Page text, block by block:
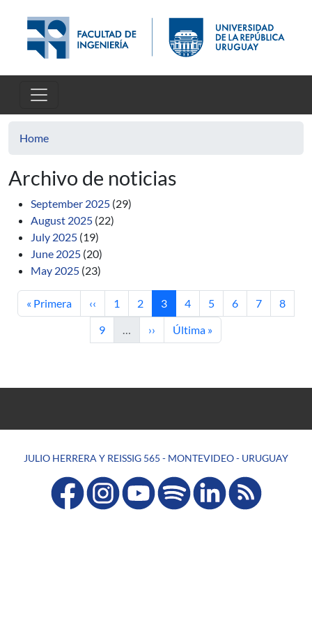
Home
Archivo de noticias
September 2025 (29)
August 2025 (22)
July 2025 (19)
June 2025 (20)
May 2025 (23)
First page
« Primera Previous page
‹‹ Page
1 Page
2 Current page
3 Page
4 Page
5 Page
6 Page
7 Page
8
Page
9 … Next page
›› Last page
Última »
JULIO HERRERA Y REISSIG 565 - MONTEVIDEO - URUGUAY